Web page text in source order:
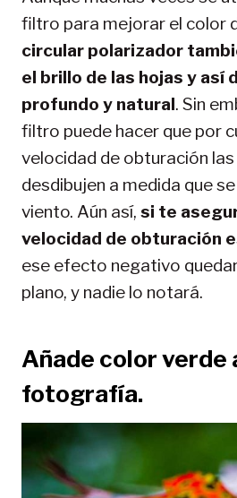
filtro para mejorar el color
circular polarizador
el brillo de las hojas y así
profundo y natural. Sin
filtro puede hacer que por
velocidad de obturación
desdibujen a medida que
viento. Aún así, si te
velocidad de obturación
ese efecto negativo
plano, y nadie lo notará.
Añade color verde
fotografía.